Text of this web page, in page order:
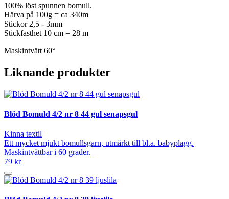
100% löst spunnen bomull.
Härva på 100g = ca 340m
Stickor 2,5 - 3mm
Stickfasthet 10 cm = 28 m
Maskintvätt 60°
Liknande produkter
Blöd Bomuld 4/2 nr 8 44 gul senapsgul
Kinna textil
Ett mycket mjukt bomullsgarn, utmärkt till bl.a. babyplagg.
Maskintvättbar i 60 grader.
79 kr